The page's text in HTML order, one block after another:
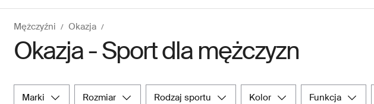
Mężczyźni Okazja
Okazja - Sport dla mężczyzn
marki rozmiar rodzaj sportu kolor funkcja